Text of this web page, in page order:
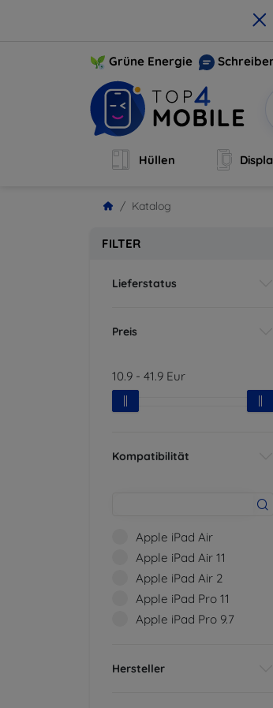
×
Grüne Energie
Hüllen
Katalog
FILTER
Lieferstatus
Preis
10.9 - 41.9 Eur
Kompatibilität
Apple iPad Air
Apple iPad Air 11
Apple iPad Air 2
Apple iPad Pro 11
Apple iPad Pro 9.7
Hersteller